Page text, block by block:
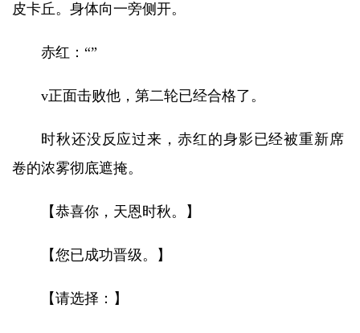
皮卡丘。身体向一旁侧开。
赤红：“”
v正面击败他，第二轮已经合格了。
时秋还没反应过来，赤红的身影已经被重新席
卷的浓雾彻底遮掩。
【恭喜你，天恩时秋。】
【您已成功晋级。】
【请选择：】